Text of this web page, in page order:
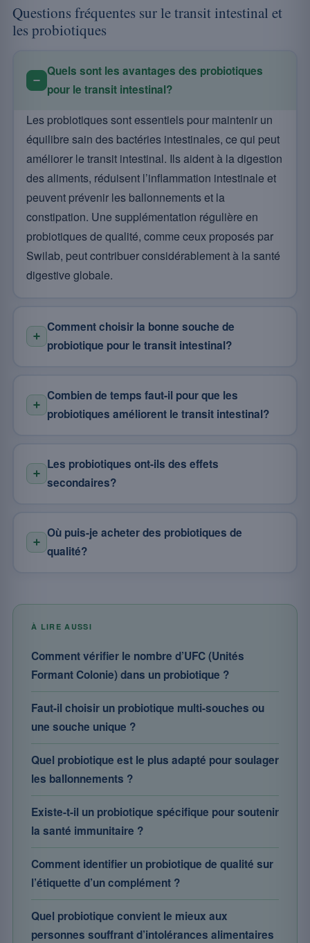
Questions fréquentes sur le transit intestinal et
les probiotiques
Quels sont les avantages des probiotiques
pour le transit intestinal?
Les probiotiques sont essentiels pour maintenir un
équilibre sain des bactéries intestinales, ce qui peut
améliorer le transit intestinal. Ils aident à la digestion
des aliments, réduisent l’inflammation intestinale et
peuvent prévenir les ballonnements et la
constipation. Une supplémentation régulière en
probiotiques de qualité, comme ceux proposés par
Swilab, peut contribuer considérablement à la santé
digestive globale.
Comment choisir la bonne souche de
probiotique pour le transit intestinal?
Combien de temps faut-il pour que les
probiotiques améliorent le transit intestinal?
Les probiotiques ont-ils des effets
secondaires?
Où puis-je acheter des probiotiques de
qualité?
À LIRE AUSSI
Comment vérifier le nombre d’UFC (Unités
Formant Colonie) dans un probiotique ?
Faut-il choisir un probiotique multi-souches ou
une souche unique ?
Quel probiotique est le plus adapté pour soulager
les ballonnements ?
Existe-t-il un probiotique spécifique pour soutenir
la santé immunitaire ?
Comment identifier un probiotique de qualité sur
l’étiquette d’un complément ?
Quel probiotique convient le mieux aux
personnes souffrant d’intolérances alimentaires